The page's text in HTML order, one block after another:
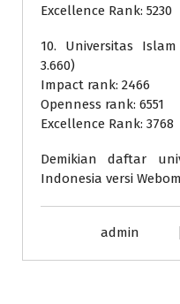
Excellence Rank: 5230
10. Universitas
3.660)
Impact rank: 2466
Openness rank: 6551
Excellence Rank: 3768
Demikian daftar
Indonesia versi
admin